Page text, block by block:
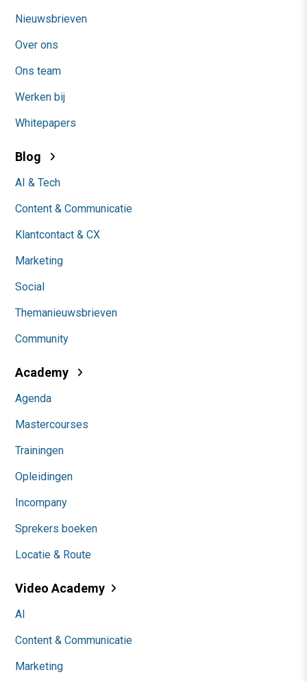
Nieuwsbrieven
Over ons
Ons team
Werken bij
Whitepapers
Blog
AI & Tech
Content & Communicatie
Klantcontact & CX
Marketing
Social
Themanieuwsbrieven
Community
Academy
Agenda
Mastercourses
Trainingen
Opleidingen
Incompany
Sprekers boeken
Locatie & Route
Video Academy
AI
Content & Communicatie
Marketing